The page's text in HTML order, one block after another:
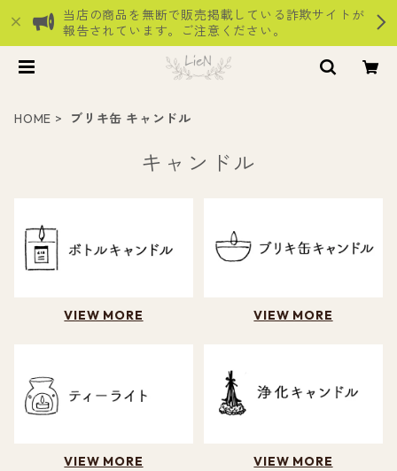
当店の商品を無断で販売掲載している詐欺サイトが
報告されています。ご注意ください。
HOME ブリキ缶 キャンドル
キャンドル
VIEW MORE VIEW MORE
VIEW MORE VIEW MORE